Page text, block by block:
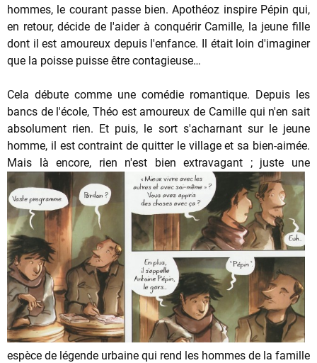
hommes, le courant passe bien. Apothéoz inspire Pépin qui,
en retour, décide de l'aider à conquérir Camille, la jeune fille
dont il est amoureux depuis l'enfance. Il était loin d'imaginer
que la poisse puisse être contagieuse…
Cela débute comme une comédie romantique. Depuis les
bancs de l'école, Théo est amoureux de Camille qui n'en sait
absolument rien. Et puis, le sort s'acharnant sur le jeune
homme, il est contraint de quitter le village et sa bien-aimée.
Mais là encore, rien n'est bien extravagant ; juste une
espèce de légende urbaine qui rend les hommes de la famille